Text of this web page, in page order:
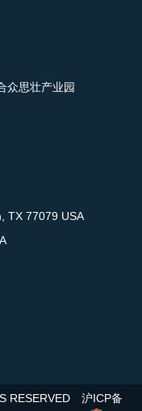
众思壮产业园
TX 77079 USA
RESERVED 沪ICP备